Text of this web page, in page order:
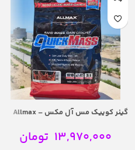
گینر کوییک مس آل مکس – Allmax
13,970,000 تومان